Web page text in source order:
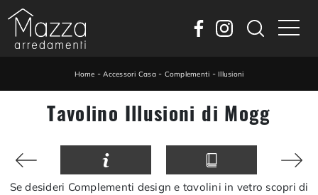
Home -Accessori Casa- Complementi -Illusioni
Tavolino Illusioni di Mogg
Se desideri Complementi design e tavolini in vetro scopri di